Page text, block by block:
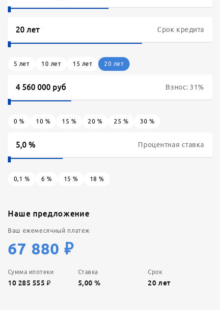
Взнос: 31%
0 % 10 % 15 % 20 % 25 % 30 %
Срок кредита
5 лет 10 лет 15 лет 20 лет
Процентная ставка
0,1 % 6 % 15 % 18 %
Наше предложение
Ваш ежемесячный платеж
67 880 ₽
Сумма ипотеки
10 285 555 ₽
Ставка
5,00 %
Срок
20 лет